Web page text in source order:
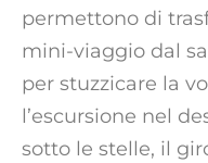
permettono di
mini-viaggio dal
per stuzzicare la
l’escursione nel
sotto le stelle, il